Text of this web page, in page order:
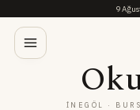
9
İNEGÖL ·